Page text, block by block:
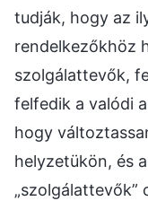
tudják, hogy az
rendelkezőkhöz
szolgálattevők,
felfedik a valódi
hogy
helyzetükön, és
„szolgálattevők”